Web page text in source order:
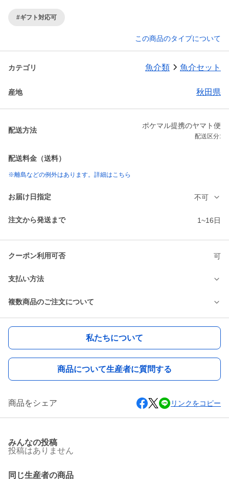
#ギフト対応可
この商品のタイプについて
カテゴリ 魚介類 魚介セット
産地 秋田県
配送方法
ポケマル提携のヤマト便
配送区分:
配送料金（送料）
※離島などの例外はあります。詳細はこちら
お届け日指定 不可
注文から発送まで 1~16日
クーポン利用可否 可
支払い方法
複数商品のご注文について
私たちについて
商品について生産者に質問する
商品をシェア リンクをコピー
みんなの投稿
投稿はありません
同じ生産者の商品